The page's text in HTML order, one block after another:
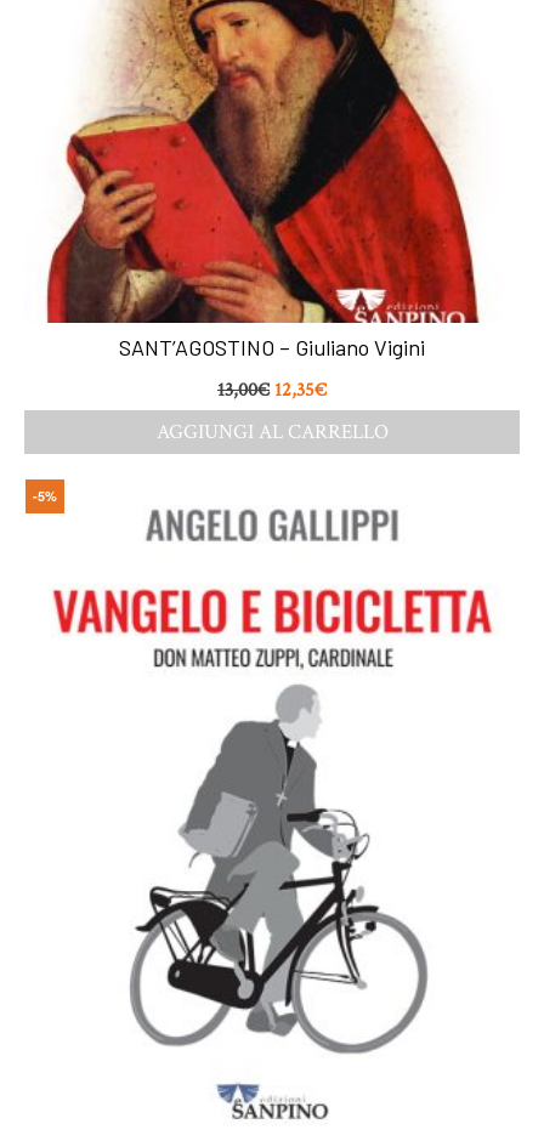
SANT’AGOSTINO – Giuliano Vigini
13,00€ 12,35€
AGGIUNGI AL CARRELLO
-5%